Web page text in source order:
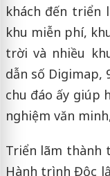
khách đến triển
khu miễn phí,
trời và nhiều
dẫn số Digimap,
chu đáo ấy giúp
nghiệm văn
Triển lãm thành
Hành trình Độc